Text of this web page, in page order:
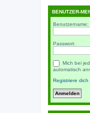
BENUTZER-
Benutzername:
Passwort:
Mich bei
automatisch
Registriere dich